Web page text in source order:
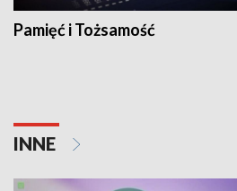
Pamięć i Tożsamość
INNE